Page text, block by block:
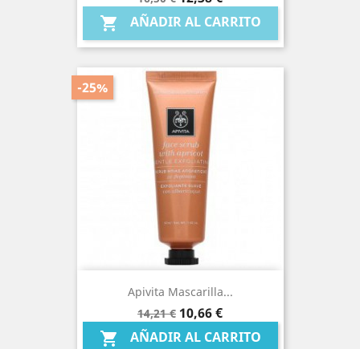
base
 AÑADIR AL CARRITO
Apivita Mascarilla...
Precio
base
14,21 €
-25%
Precio
10,66 €
 AÑADIR AL CARRITO